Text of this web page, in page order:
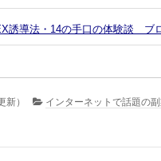
誘導法・14の手口の体験談 ブ
新）
インターネットで話題の